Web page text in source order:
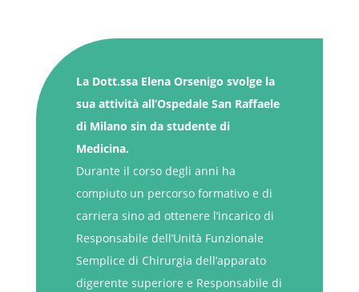
La Dott.ssa Elena Orsenigo svolge la
sua attività all’Ospedale San Raffaele
di Milano sin da studente di
Medicina.
Durante il corso degli anni ha
compiuto un percorso formativo e di
carriera sino ad ottenere l’incarico di
Responsabile dell’Unità Funzionale
Semplice di Chirurgia dell’apparato
digerente superiore e Responsabile di